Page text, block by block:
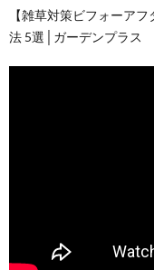
【雑草対策ビフォーア
法 5選│ガーデンプラス